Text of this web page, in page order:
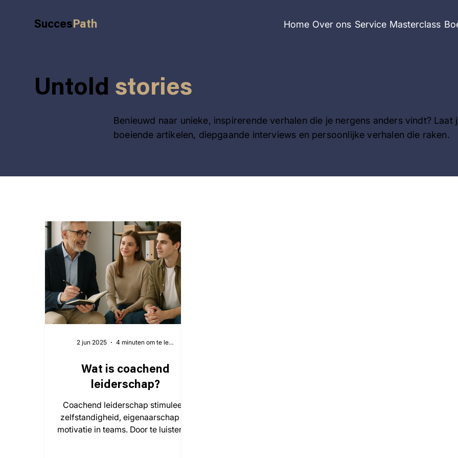
SuccesPath Home Over ons Service Masterclass
Untold stories
Benieuwd naar unieke, inspirerende verhalen die je nergens anders vindt? Laat
boeiende artikelen, diepgaande interviews en persoonlijke verhalen die raken.
Wat is coachend
leiderschap?
Coachend leiderschap stimuleert
zelfstandigheid, eigenaarschap en
motivatie in teams. Door te luisteren,
2 jun 2025 4 minuten om te lezen